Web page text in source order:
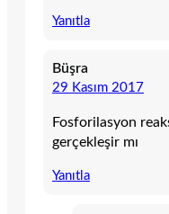
Yanıtla
Büşra
29 Kasım 2017
Fosforilasyon
gerçekleşir mı
Yanıtla